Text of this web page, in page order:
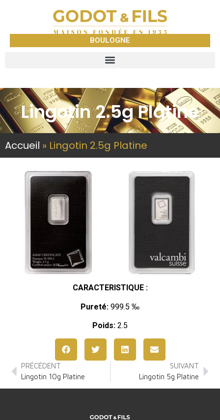
BOULOGNE
Lingotin 2.5g Platine
Accueil » Lingotin 2.5g Platine
CARACTERISTIQUE :
Pureté: 999.5 ‰
Poids: 2.5
PRÉCÉDENT
Lingotin 10g Platine
SUIVANT
Lingotin 5g Platine